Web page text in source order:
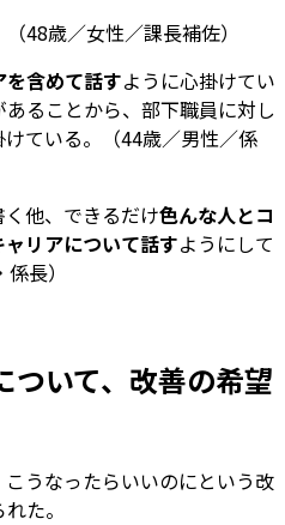
（48歳／女性／課長補佐）
含めて話すように心掛けてい
ることから、部下職員に対し
ている。（44歳／男性／係
く他、できるだけ色んな人とコ
リアについて話すようにして
長）
ついて、改善の希望
こうなったらいいのにという改
た。